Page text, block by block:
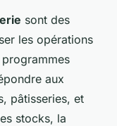
sont des
les opérations
aux
pâtisseries, et
stocks, la